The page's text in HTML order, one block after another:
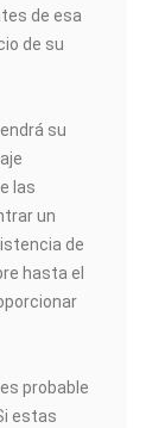
de esa
de su
su
las
un
de
hasta el
probable
estas